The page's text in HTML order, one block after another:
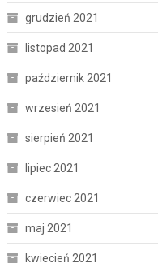
grudzień 2021
listopad 2021
październik 2021
wrzesień 2021
sierpień 2021
lipiec 2021
czerwiec 2021
maj 2021
kwiecień 2021